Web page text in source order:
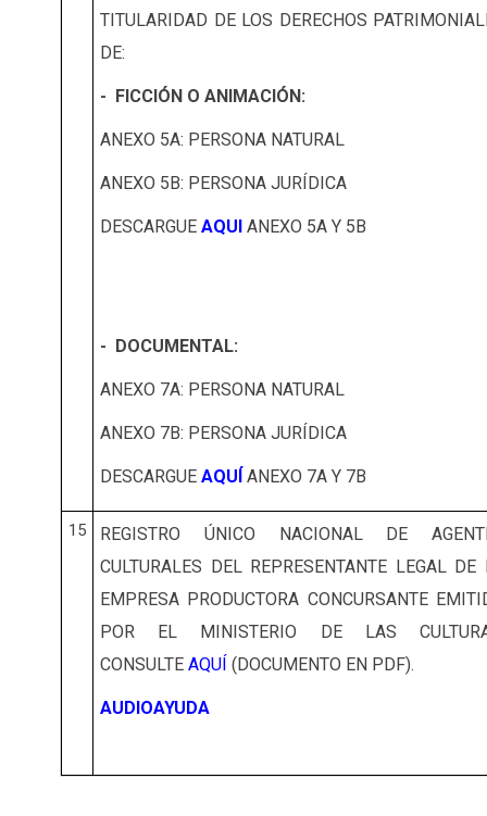
TITULARIDAD DE LOS DERECHOS
DE:
- FICCIÓN O ANIMACIÓN:
ANEXO 5A: PERSONA NATURAL
ANEXO 5B: PERSONA JURÍDICA
DESCARGUE AQUI ANEXO 5A Y 5B
- DOCUMENTAL:
ANEXO 7A: PERSONA NATURAL
ANEXO 7B: PERSONA JURÍDICA
DESCARGUE AQUÍ ANEXO 7A Y 7B
15
REGISTRO ÚNICO NACIONAL DE
CULTURALES DEL REPRESENTANTE LEGAL DE
EMPRESA PRODUCTORA CONCURSANTE
POR EL MINISTERIO DE LAS
CONSULTE AQUÍ (DOCUMENTO EN PDF).
AUDIOAYUDA